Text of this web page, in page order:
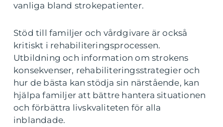
vanliga bland strokepatienter.
Stöd till familjer och vårdgivare är också
kritiskt i rehabiliteringsprocessen.
Utbildning och information om strokens
konsekvenser, rehabiliteringsstrategier och
hur de bästa kan stödja sin närstående, kan
hjälpa familjer att bättre hantera situationen
och förbättra livskvaliteten för alla
inblandade.